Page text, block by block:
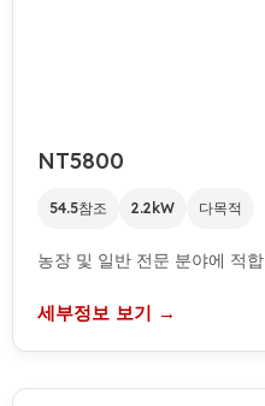
NT5800
54.5참조 2.2kW 다목적
농장 및 일반 전문 분야에 적
세부정보 보기 →